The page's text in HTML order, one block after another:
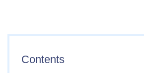
Contents